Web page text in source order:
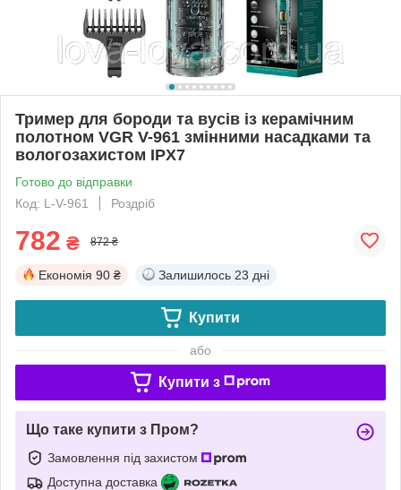
Тример для бороди та вусів із керамічним
полотном VGR V-961 змінними насадками та
вологозахистом IPX7
Готово до відправки
Код: L-V-961
Роздріб
782 ₴ 872 ₴
Економія 90 ₴ Залишилось 23 дні
Купити
або
Купити з
Що таке купити з Пром?
Замовлення під захистом
Доступна доставка